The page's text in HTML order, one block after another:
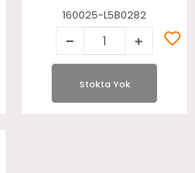
160025-L5B0282
Stokta Yok